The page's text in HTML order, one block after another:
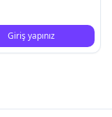
Giriş yapınız